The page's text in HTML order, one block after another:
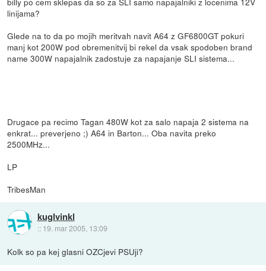
linijama?
Glede na to da po mojih meritvah navit A64 z GF6800GT pokuri
manj kot 200W pod obremenitvij bi rekel da vsak spodoben brand
name 300W napajalnik zadostuje za napajanje SLI sistema...
Drugace pa recimo Tagan 480W kot za salo napaja 2 sistema na
enkrat... preverjeno ;) A64 in Barton... Oba navita preko
2500MHz...
LP
TribesMan
kuglvinkl
:: 19. mar 2005, 13:09
Kolk so pa kej glasni OZCjevi PSUji?